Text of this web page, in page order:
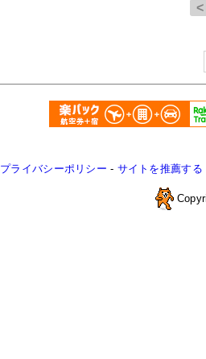
プライバシーポリシー - サイトを推薦する